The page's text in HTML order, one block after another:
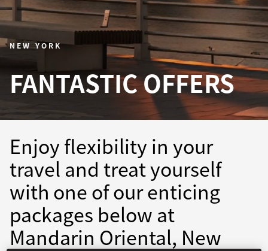
NEW YORK
FANTASTIC OFFERS
Enjoy flexibility in your
travel and treat yourself
with one of our enticing
packages below at
Mandarin Oriental, New